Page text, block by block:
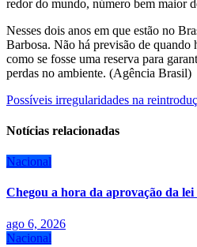
redor do mundo, número bem maior
Nesses dois anos em que estão no
Barbosa. Não há previsão de quando
como se fosse uma reserva para
perdas no ambiente. (Agência Brasil)
Navegação
de
Possíveis irregularidades na
Notícias relacionadas
Nacional
Chegou a hora da aprovação da
ago 6, 2026
Nacional